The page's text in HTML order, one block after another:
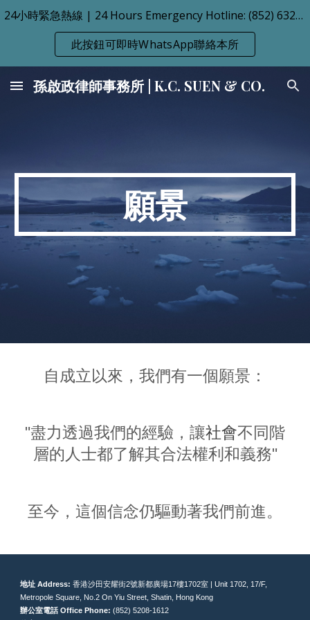
Skip to main content Skip to navigation
24小時緊急熱線 | 24 Hours Emergency Hotline: (852) 6323-8363 / (86) 171-7332-3240
此按鈕可即時WhatsApp聯絡本所
孫啟政律師事務所 | K.C. SUEN & CO.
願景
自成立以來，我們有一個願景：
"盡力透過我們的經驗 ， 讓社會不同階
層的 人士都了解其合法權利和義務"
至今，這個信念仍驅動著我們前進。
地址 Address: 香港沙田安耀街2號新都廣場17樓1702室 | Unit 1702, 17/F,
Metropole Square, No.2 On Yiu Street, Shatin, Hong Kong
辦公室電話Office Phone: (852) 5208-1612